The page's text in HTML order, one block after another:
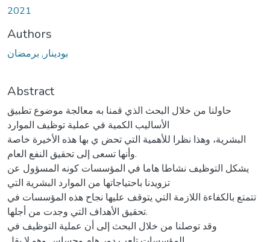
2021
Authors
بودينار, برمضان
Abstract
حاولنا من خلال البحث الذي قمنا به معالجة موضوع تطبيق
الأساليب الكمية في عملية توظيف الموارد
البشرية، وهذا نظرا للأهمية التي تحض ي بها هذه الأخيرة خاصة
وأنها تسعى إلى تحقيق النفع العام.
يشكل التوظيف نشاطا هاما في المؤسسات كونه المسؤول عن
تزويدنا باحتياجاتها من الموارد البشرية التي
تتمتع بالكفاءة اللازمة التي يتوقف عليها نجاح هذه المؤسسات في
تحقيق الأهداف التي وجدت من أجلها.
وقد توصلنا من خلال البحث إلى أن عملية التوظيف في